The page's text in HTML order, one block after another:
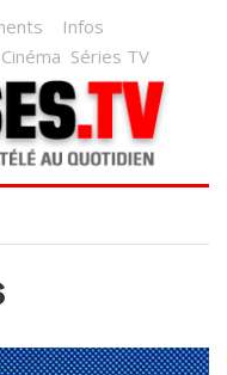
Infos
Cinéma Séries TV